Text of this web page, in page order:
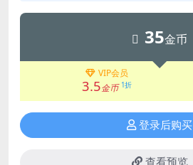
35金币
VIP会员
3.5金币 1折
登录后购买
查看预览